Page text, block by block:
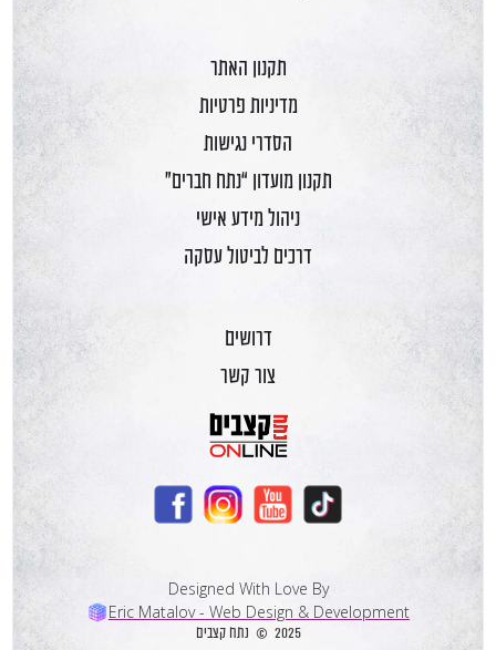
תקנון האתר
מדיניות פרטיות
הסדרי נגישות
תקנון מועדון “נתח חברים”
ניהול מידע אישי
דרכים לביטול עסקה
דרושים
צור קשר
Designed With Love By
Eric Matalov - Web Design & Development
2025 © נתח קצבים